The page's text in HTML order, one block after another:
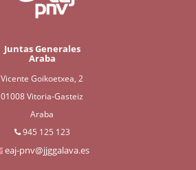
Juntas Generales
Araba
Vicente Goikoetxea, 2
01008 Vitoria-Gasteiz
Araba
945 125 123
eaj-pnv@jjggalava.es